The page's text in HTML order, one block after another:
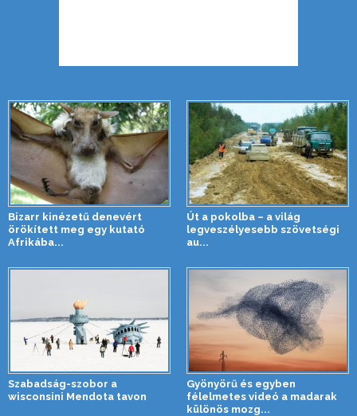
Bizarr kinézetű denevért
örökített meg egy kutató
Afrikába...
Út a pokolba – a világ
legveszélyesebb szövetségi
au...
Szabadság-szobor a
wisconsini Mendota tavon
Gyönyörű és egyben
félelmetes videó a madarak
különös mozg...